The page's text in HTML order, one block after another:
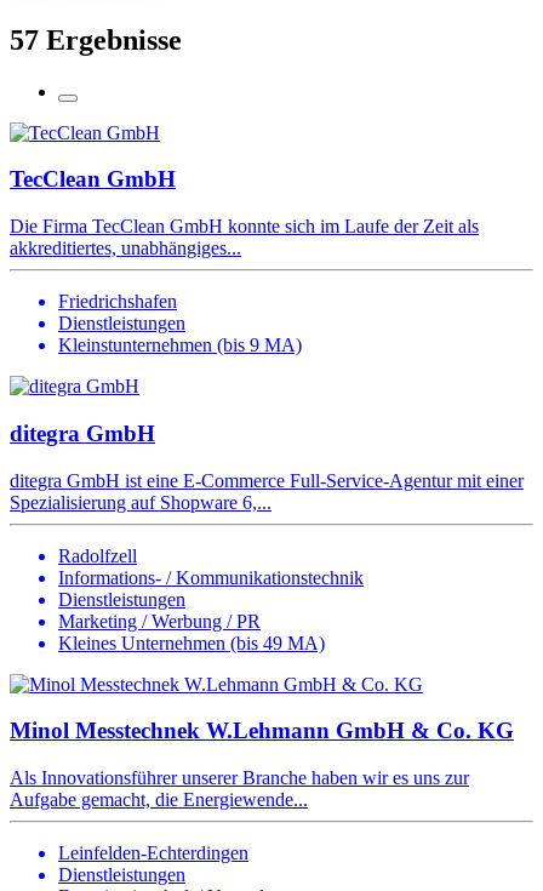
57 Ergebnisse
TecClean GmbH
Die Firma TecClean GmbH konnte sich im Laufe der Zeit als
akkreditiertes, unabhängiges...
Friedrichshafen
Dienstleistungen
Kleinstunternehmen (bis 9 MA)
ditegra GmbH
ditegra GmbH ist eine E-Commerce Full-Service-Agentur mit einer
Spezialisierung auf Shopware 6,...
Radolfzell
Informations- / Kommunikationstechnik
Dienstleistungen
Marketing / Werbung / PR
Kleines Unternehmen (bis 49 MA)
Minol Messtechnek W.Lehmann GmbH & Co. KG
Als Innovationsführer unserer Branche haben wir es uns zur
Aufgabe gemacht, die Energiewende...
Leinfelden-Echterdingen
Dienstleistungen